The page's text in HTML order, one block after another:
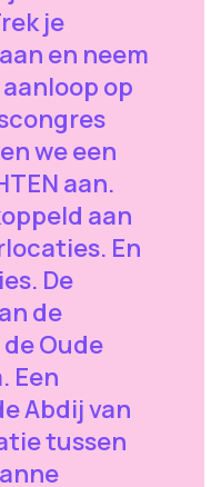
je
en neem
op
we een
aan.
aan
En
De
de
Oude
Een
Abdij van
tussen